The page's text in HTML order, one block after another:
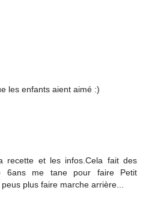
les enfants aient aimé :)
recette et les infos.Cela fait des
6ans me tane pour faire Petit
plus faire marche arrière...